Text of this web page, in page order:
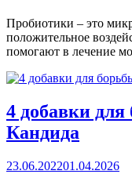
Пробиотики – это
положительное
помогают в лечение
4 добавки
Кандида
23.06.202201.04.2026